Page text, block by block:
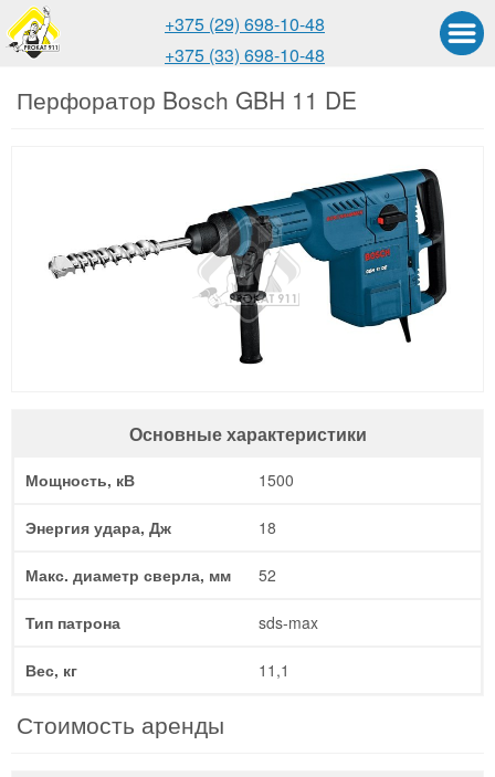
Перфоратор Bosch GBH 11 DE
Основные характеристики
Мощность, кВ 1500
Энергия удара, Дж 18
Макс. диаметр сверла, мм 52
Тип патрона sds-max
Вес, кг 11,1
Стоимость аренды
+375 (29) 698-10-48
+375 (33) 698-10-48